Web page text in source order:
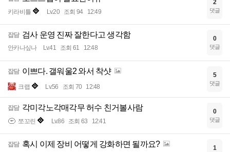
키라비틀 Lv.20 조회 94 12:49
2
댓글
잡담 검사 운영 진짜 잘한다고 생각함
안카나싶나 Lv.41 조회 61 12:48
0
댓글
잡담 이쁘다. 갤워울2 와서 착샷
크랩 Lv.56 조회 70 12:48
5
댓글
잡담 각미각노각매각무 허수 친거볼사람
쪼꼬린 Lv.86 조회 63 12:41
0
댓글
잡담 혹시 이제 장비 어떻게 강화하면 될까요? 1